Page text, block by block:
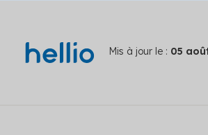
Mis à jour le : 05